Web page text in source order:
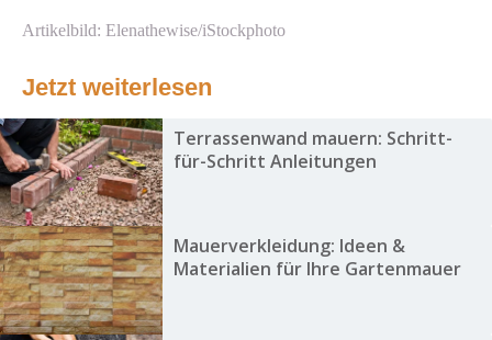
Artikelbild: Elenathewise/iStockphoto
Jetzt weiterlesen
Terrassenwand mauern: Schritt-
für-Schritt Anleitungen
Mauerverkleidung: Ideen &
Materialien für Ihre Gartenmauer